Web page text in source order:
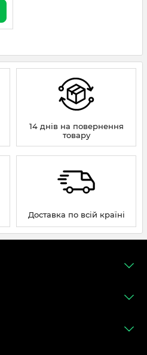
14 днів на повернення
товару
Доставка по всій країні